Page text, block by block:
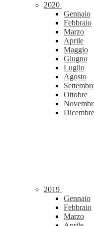
2020
Gennaio
Febbraio
Marzo
Aprile
Maggio
Giugno
Luglio
Agosto
Ottobre
Dicembre
2019
Gennaio
Febbraio
Marzo